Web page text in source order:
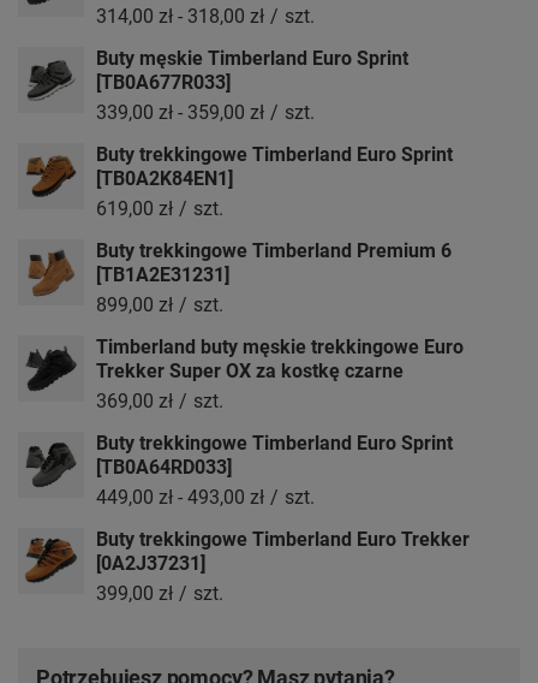
314,00 zł - 318,00 zł / szt.
Buty męskie Timberland Euro Sprint
[TB0A677R033]
339,00 zł - 359,00 zł / szt.
Buty trekkingowe Timberland Euro Sprint
[TB0A2K84EN1]
619,00 zł / szt.
Buty trekkingowe Timberland Premium 6
[TB1A2E31231]
899,00 zł / szt.
Timberland buty męskie trekkingowe Euro
Trekker Super OX za kostkę czarne
369,00 zł / szt.
Buty trekkingowe Timberland Euro Sprint
[TB0A64RD033]
449,00 zł - 493,00 zł / szt.
Buty trekkingowe Timberland Euro Trekker
[0A2J37231]
399,00 zł / szt.
Potrzebujesz pomocy? Masz pytania?